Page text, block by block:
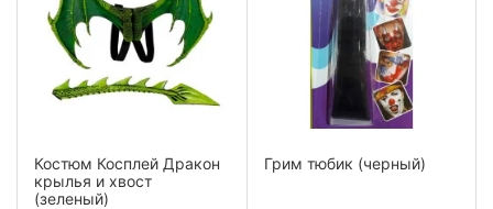
Костюм Косплей Дракон
крылья и хвост
(зеленый)
Грим тюбик (черный)